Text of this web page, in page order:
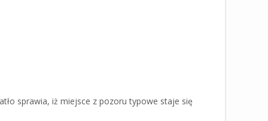
sprawia, iż miejsce z pozoru typowe staje się